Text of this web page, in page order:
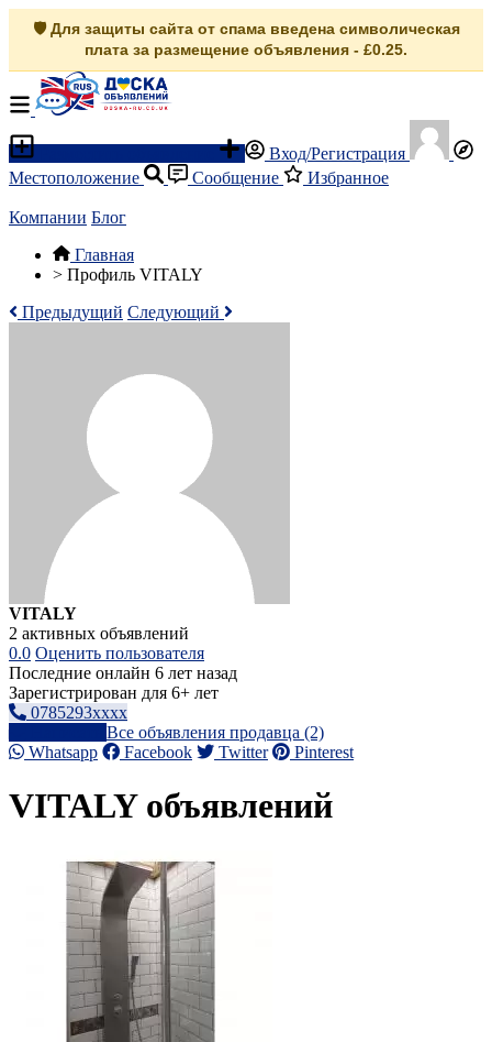
🛡️ Для защиты сайта от спама введена символическая
плата за размещение объявления - £0.25.
Вход/Регистрация
Местоположение
Сообщение Избранное
Компании Блог
Главная
> Профиль VITALY
Предыдущий Следующий
VITALY
2 активных объявлений
0.0 Оценить пользователя
Последние онлайн 6 лет назад
Зарегистрирован для 6+ лет
0785293xxxx
Все объявления продавца (2)
Whatsapp
Facebook Twitter Pinterest
VITALY объявлений